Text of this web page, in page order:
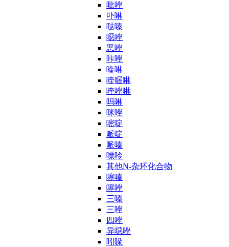
吡唑
卟啉
哒嗪
噁唑
恶唑
咔唑
喹啉
喹喔啉
喹唑啉
吗啉
咪唑
嘧啶
哌啶
哌嗪
嘌呤
其他N-杂环化合物
噻嗪
噻唑
三嗪
三唑
四唑
异噁唑
吲哚